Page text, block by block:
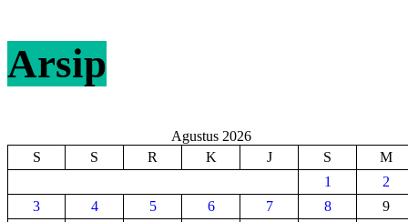
Arsip
Agustus 2026
S
S R K J S
M
1
2
3
4 5 6 7 8
9